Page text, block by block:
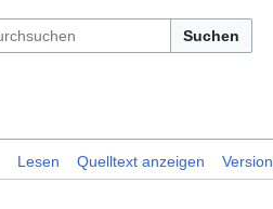
Suchen
Lesen Quelltext anzeigen